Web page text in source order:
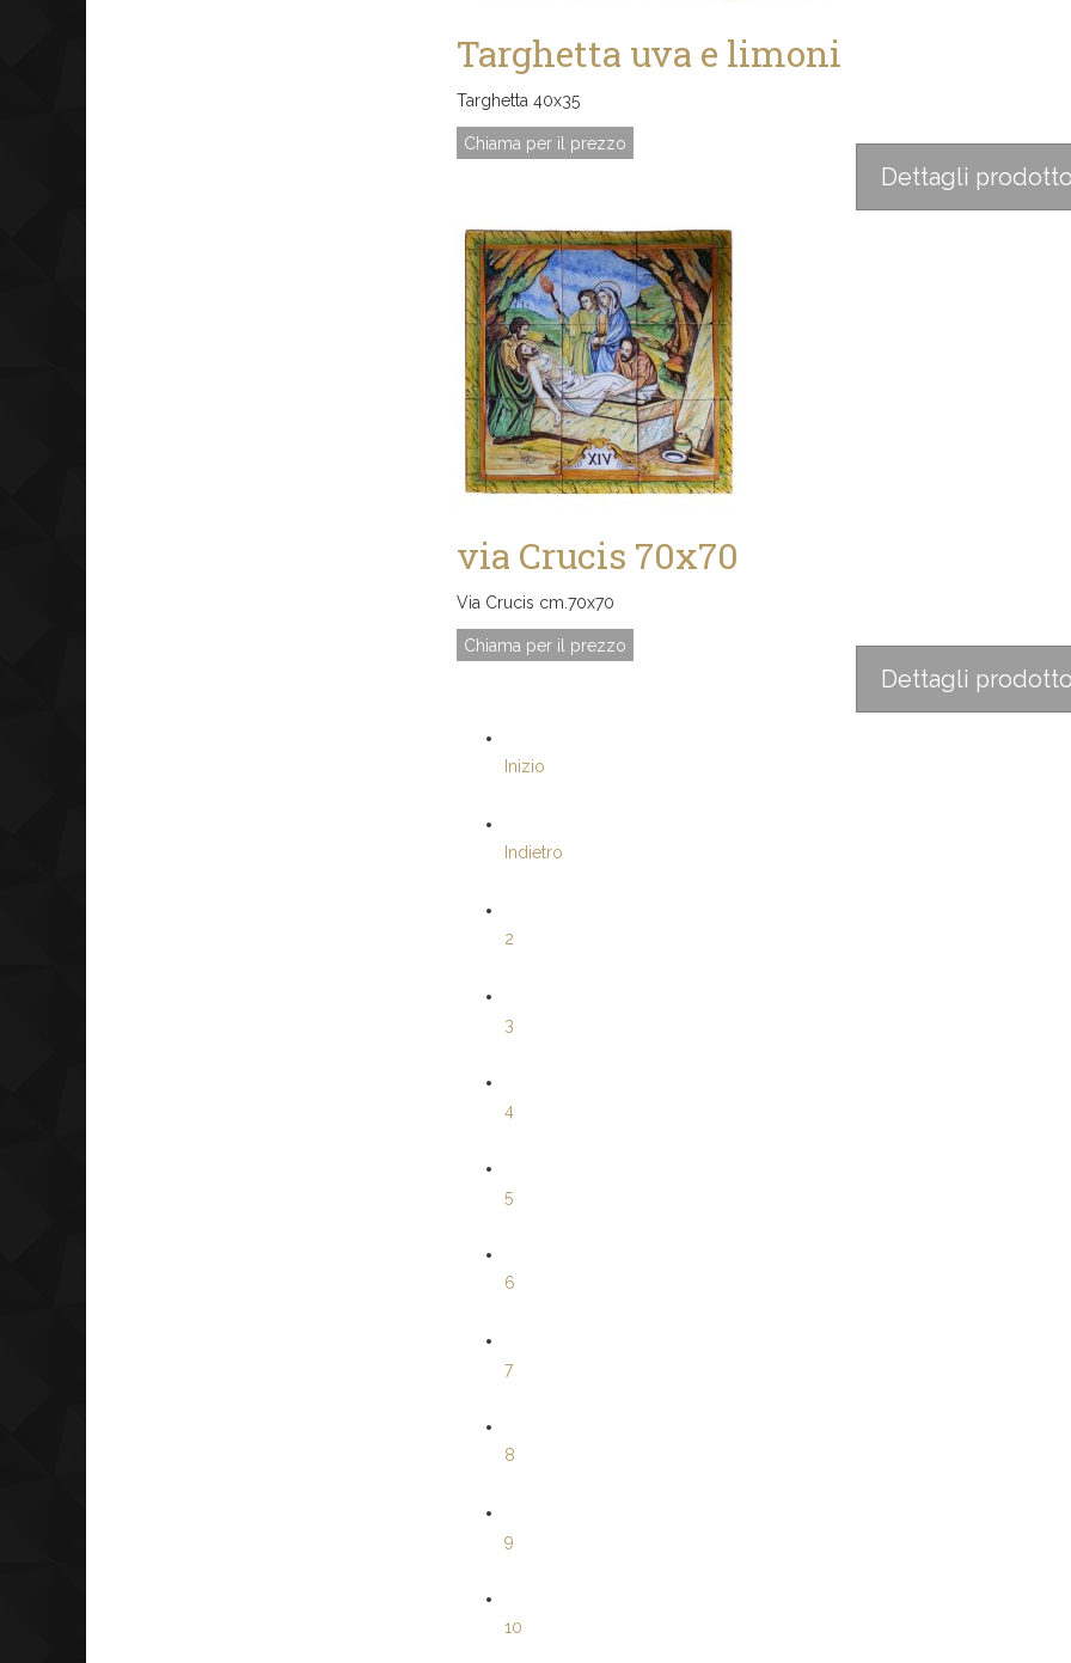
Targhetta uva e limoni
Targhetta 40x35
Chiama per il prezzo
Dettagli
via Crucis 70x70
Via Crucis cm.70x70
Chiama per il prezzo
Dettagli
Inizio
Indietro
2
3
4
5
6
7
8
9
10